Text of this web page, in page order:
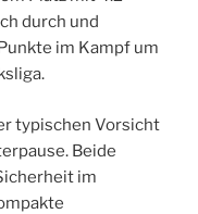
durch und
im Kampf um
typischen Vorsicht
Beide
im